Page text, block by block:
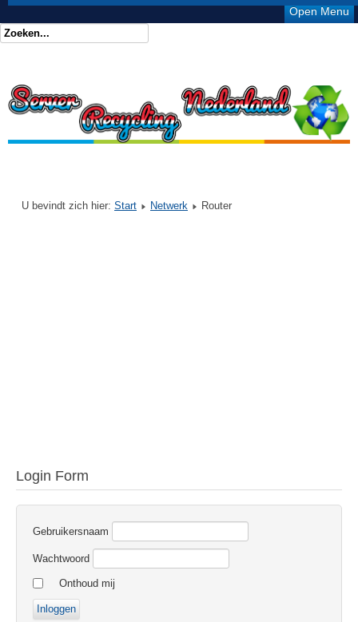
Open Menu
U bevindt zich hier: Start Netwerk Router
Login Form
Gebruikersnaam
Wachtwoord
Onthoud mij